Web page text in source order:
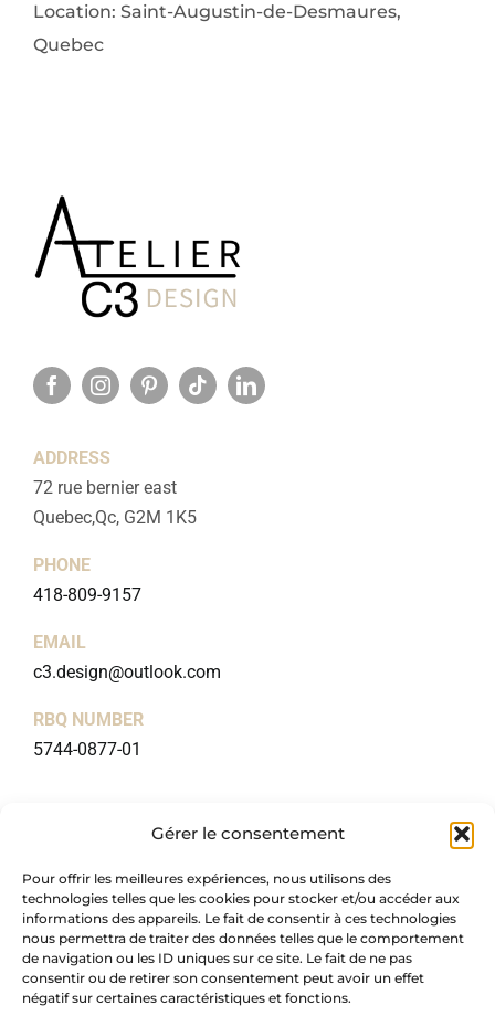
Gérer le consentement
Pour offrir les meilleures expériences, nous utilisons des
technologies telles que les cookies pour stocker et/ou accéder aux
informations des appareils. Le fait de consentir à ces technologies
nous permettra de traiter des données telles que le comportement
de navigation ou les ID uniques sur ce site. Le fait de ne pas
consentir ou de retirer son consentement peut avoir un effet
négatif sur certaines caractéristiques et fonctions.
Location: Saint-Augustin-de-Desmaures,
Quebec
ADDRESS
72 rue bernier east
Quebec,Qc, G2M 1K5
PHONE
418-809-9157
EMAIL
c3.design@outlook.com
RBQ NUMBER
5744-0877-01
About
Packages
Blog
Portfolio